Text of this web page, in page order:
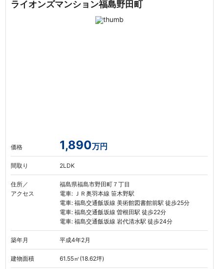
ライオンズマンション福島野田町
価格 1,890万円
間取り 2LDK
住所／
アクセス
福島県福島市野田町７丁目
電車: ＪＲ奥羽本線 笹木野駅
電車: 福島交通飯坂線 美術館図書館前駅 徒歩25分
電車: 福島交通飯坂線 曽根田駅 徒歩22分
電車: 福島交通飯坂線 岩代清水駅 徒歩24分
築年月 平成4年2月
建物面積 61.55㎡(18.62坪)